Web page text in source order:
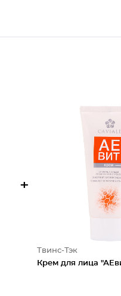
+
Твинс-Тэк
Крем для лица